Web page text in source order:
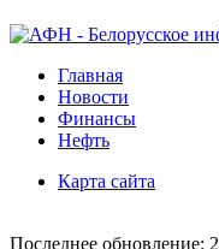
Главная
Новости
Финансы
Нефть
Карта сайта
Последнее обновление: